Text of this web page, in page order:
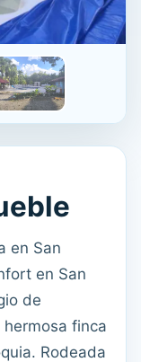
en San
en San
de
finca
Rodeada